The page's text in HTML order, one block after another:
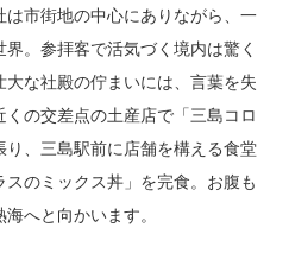
市街地の中心にありながら、一
。参拝客で活気づく境内は驚く
な社殿の佇まいには、言葉を失
の交差点の土産店で「三島コロ
、三島駅前に店舗を構える食堂
のミックス丼」を完食。お腹も
へと向かいます。